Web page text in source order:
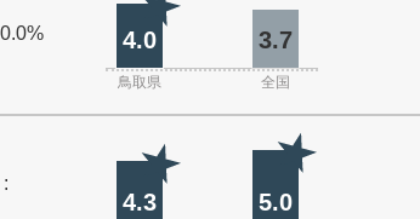
4.0 3.7
鳥取県 全国
4.3 5.0